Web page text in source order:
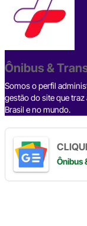
e
b
o
o
k
s
Ônibus &
Somos o perfil
gestão do site que
Brasil e no mundo.
Ônibus